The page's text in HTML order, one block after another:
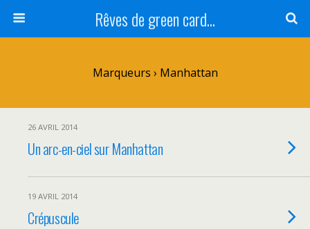
Rêves de green card...
Marqueurs › Manhattan
26 AVRIL 2014
Un arc-en-ciel sur Manhattan
19 AVRIL 2014
Crépuscule